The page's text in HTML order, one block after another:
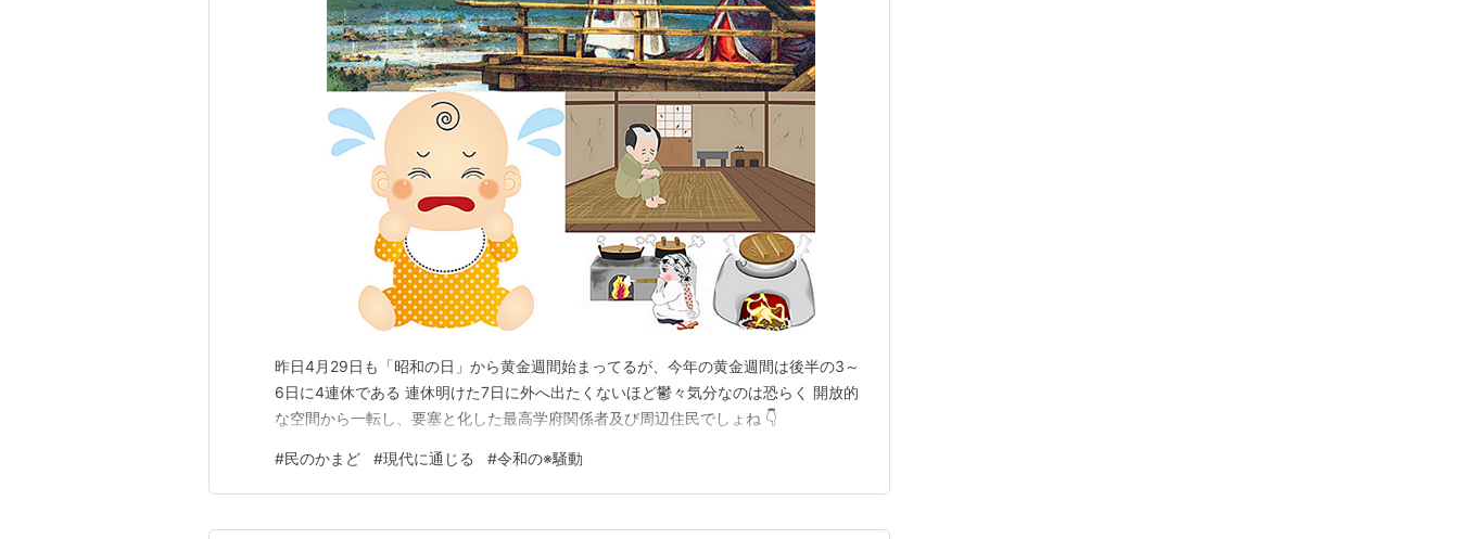
昨日4月29日も「昭和の日」から黄金週間始まってるが、今年の黄金週間は後半の3～
6日に4連休である 連休明けた7日に外へ出たくないほど鬱々気分なのは恐らく 開放的
な空間から一転し、要塞と化した最高学府関係者及び周辺住民でしょね 👇
#民のかまど #現代に通じる #令和の※騒動